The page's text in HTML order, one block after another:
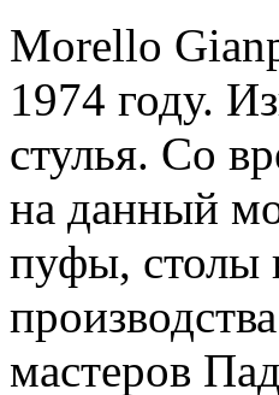
Morello
1974 году.
стулья. Со
на данный
пуфы, столы
мастеров